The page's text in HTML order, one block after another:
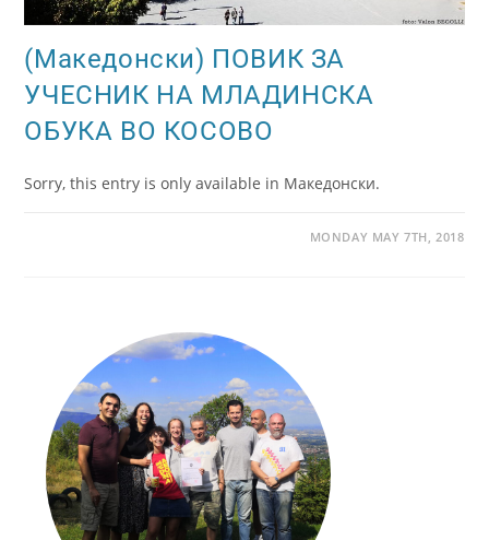
(Македонски) ПОВИК ЗА
УЧЕСНИК НА МЛАДИНСКА
ОБУКА ВО КОСОВО
Sorry, this entry is only available in Македонски.
MONDAY MAY 7TH, 2018